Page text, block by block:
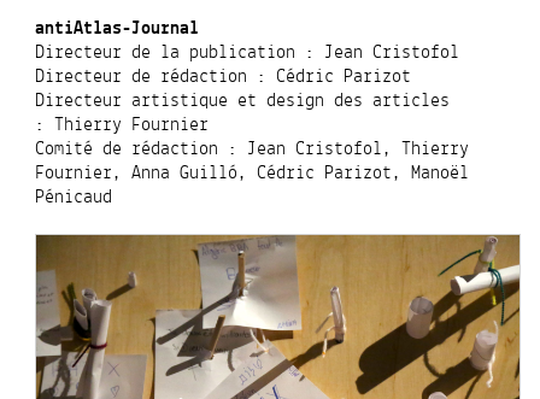
antiAtlas-Journal
Directeur de la publication : Jean Cristofol
Directeur de rédaction : Cédric Parizot
Directeur artistique et design des articles
: Thierry Fournier
Comité de rédaction : Jean Cristofol, Thierry
Fournier, Anna Guilló, Cédric Parizot, Manoël
Pénicaud